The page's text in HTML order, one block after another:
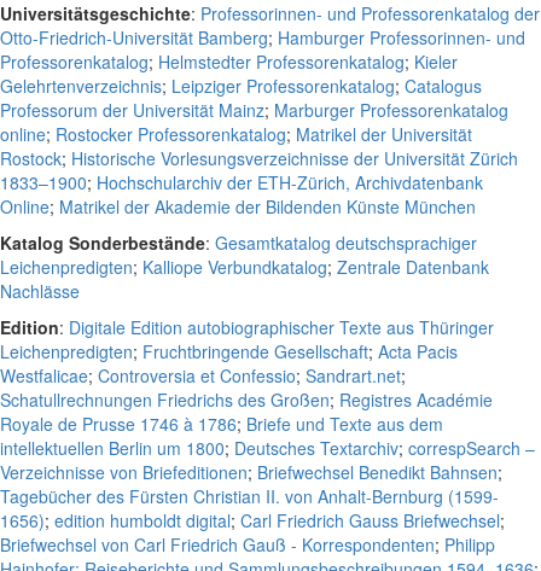
Universitätsgeschichte: Professorinnen- und Professorenkatalog der
Otto-Friedrich-Universität Bamberg; Hamburger Professorinnen- und
Professorenkatalog; Helmstedter Professorenkatalog; Kieler
Gelehrtenverzeichnis; Leipziger Professorenkatalog; Catalogus
Professorum der Universität Mainz; Marburger Professorenkatalog
online; Rostocker Professorenkatalog; Matrikel der Universität
Rostock; Historische Vorlesungsverzeichnisse der Universität Zürich
1833–1900; Hochschularchiv der ETH-Zürich, Archivdatenbank
Online; Matrikel der Akademie der Bildenden Künste München
Katalog Sonderbestände: Gesamtkatalog deutschsprachiger
Leichenpredigten; Kalliope Verbundkatalog; Zentrale Datenbank
Nachlässe
Edition: Digitale Edition autobiographischer Texte aus Thüringer
Leichenpredigten; Fruchtbringende Gesellschaft; Acta Pacis
Westfalicae; Controversia et Confessio; Sandrart.net;
Schatullrechnungen Friedrichs des Großen; Registres Académie
Royale de Prusse 1746 à 1786; Briefe und Texte aus dem
intellektuellen Berlin um 1800; Deutsches Textarchiv; correspSearch –
Verzeichnisse von Briefeditionen; Briefwechsel Benedikt Bahnsen;
Tagebücher des Fürsten Christian II. von Anhalt-Bernburg (1599-
1656); edition humboldt digital; Carl Friedrich Gauss Briefwechsel;
Briefwechsel von Carl Friedrich Gauß - Korrespondenten; Philipp